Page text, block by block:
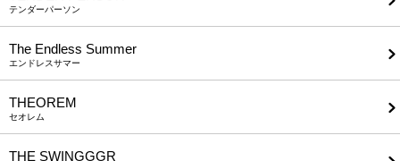
テンダーパーソン
The Endless Summer
エンドレスサマー
THEOREM
セオレム
THE SWINGGGR